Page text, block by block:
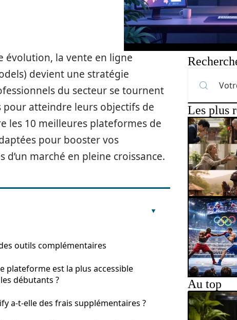
évolution, la vente en ligne
devient une stratégie
du secteur se tournent
pour atteindre leurs objectifs de
les 10 meilleures plateformes de
pour booster vos
marché en pleine croissance.
outils complémentaires
plateforme est la plus accessible
débutants ?
a-t-elle des frais supplémentaires ?
Les plus
Au top